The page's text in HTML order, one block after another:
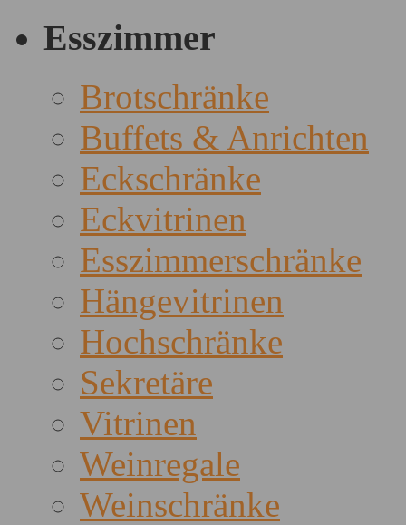
Esszimmer
Brotschränke
Buffets & Anrichten
Eckschränke
Eckvitrinen
Esszimmerschränke
Hängevitrinen
Hochschränke
Sekretäre
Vitrinen
Weinregale
Weinschränke